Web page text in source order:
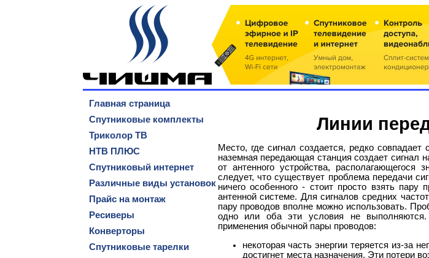
Главная страница
Спутниковые комплекты
Триколор ТВ
НТВ ПЛЮС
Спутниковый интернет
Различные виды установок
Прайс на монтаж
Ресиверы
Конверторы
Спутниковые тарелки
Линии
Место, где сигнал создается, редко
наземная передающая станция создает сигнал
от антенного устройства, располагающегося
следует, что существует проблема передачи
ничего особенного - стоит просто взять
антенной системе. Для сигналов средних
пару проводов вполне можно использовать.
одно или оба эти условия не
применения обычной пары проводов:
некоторая часть энергии теряется из-за
достигнет места назначения. Эти потери